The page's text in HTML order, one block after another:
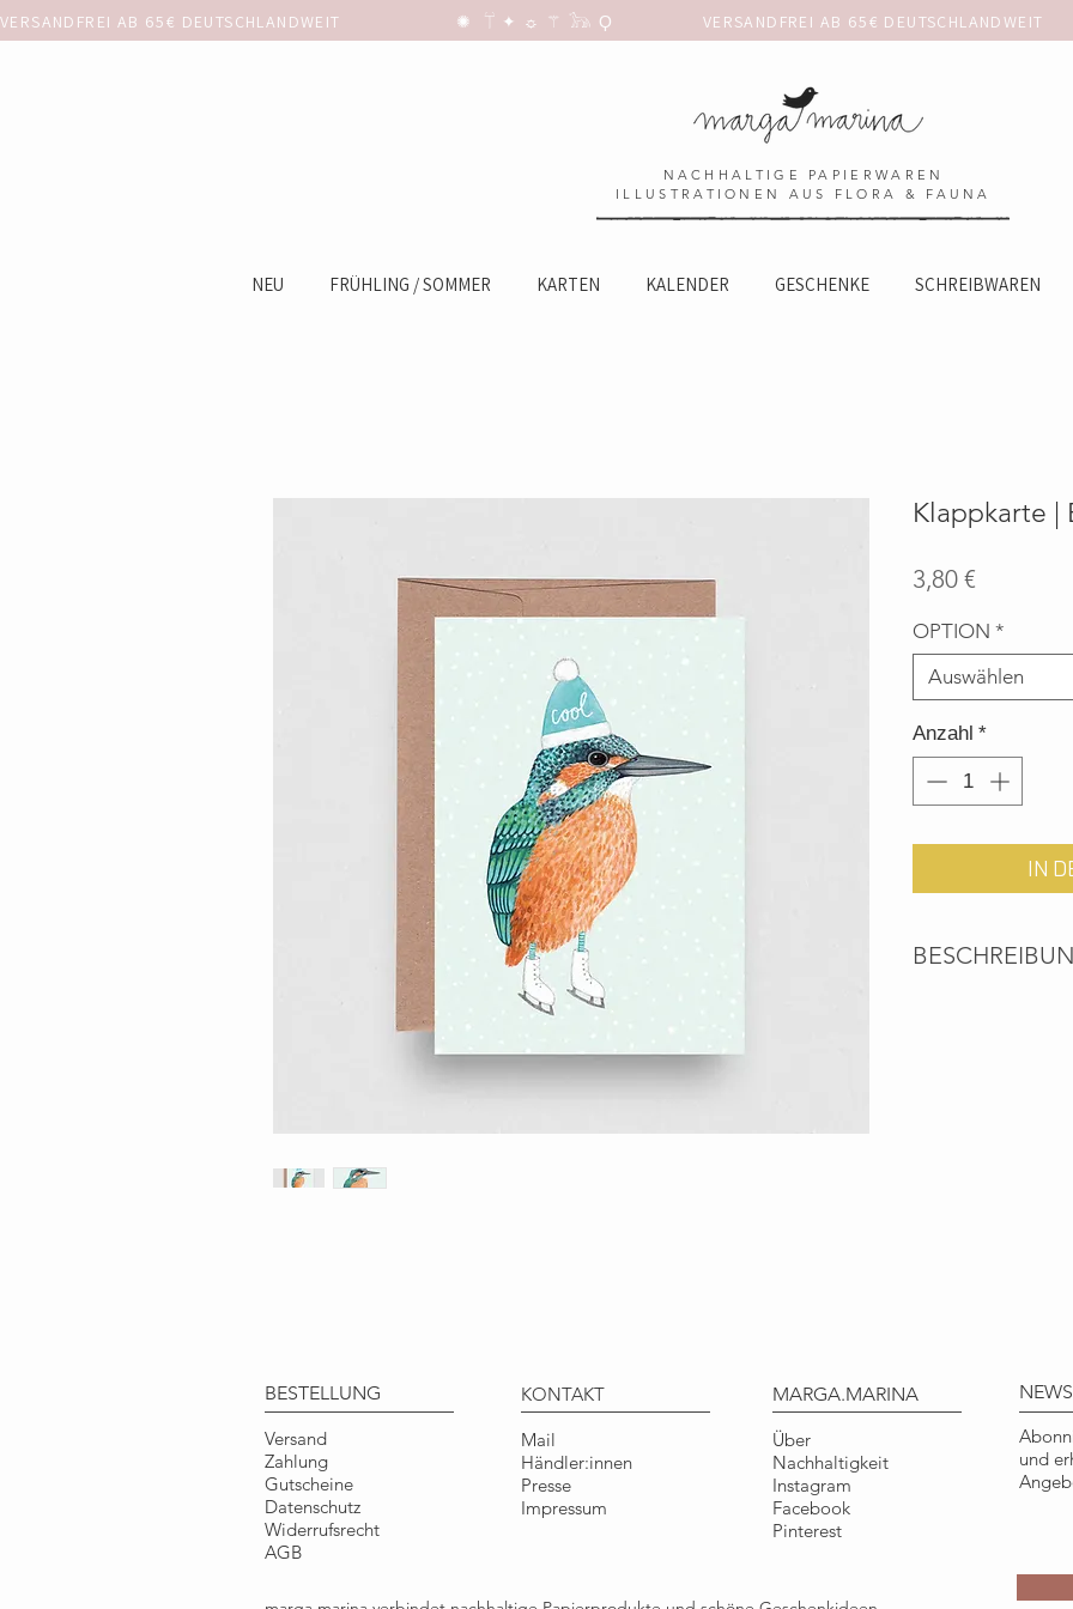
VERSANDFREI AB 65€ DEUTSCHLANDWEIT                      ✺  𓋼 ✦ ☼ ⚚ 𓃥 Ϙ
NACHHALTIGE PAPIERWAREN
ILLUSTRATIONEN AUS FLORA & FAUNA
NEU FRÜHLING / SOMMER KARTEN KALENDER GESCHENKE SCHREIBWAREN
Klappkarte |
3,80 €
OPTION *
Auswählen
Anzahl *
IN
gefertigt
Umschlag: 100%
Nur für den
BESTELLUNG
Versand
Zahlung
Gutscheine
Datenschutz
Widerrufsrecht
AGB
KONTAKT
Mail
Händler:innen
Presse
Impressum
MARGA.MARINA
Über
Nachhaltigkeit
Instagram
Facebook
Pinterest
und